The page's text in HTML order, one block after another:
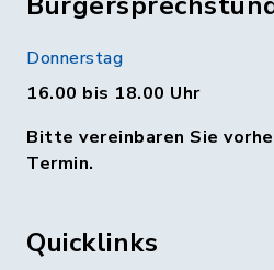
Donnerstag
16.00 bis 18.00 Uhr
Bitte vereinbaren Sie
Termin.
Quicklinks